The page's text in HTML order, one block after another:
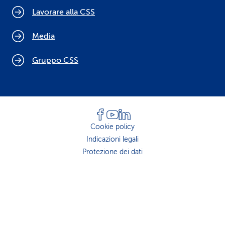
Lavorare alla CSS
Media
Gruppo CSS
Cookie policy
Indicazioni legali
Protezione dei dati